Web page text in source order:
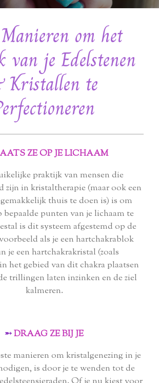
om het
van je Edelstenen
Kristallen te
ZE OP JE LICHAAM
praktijk van mensen die
zijn in kristaltherapie (maar ook een
thuis te doen is) is om
punten van je lichaam te
is dit systeem afgestemd op de
als je een hartchakrablok
je een hartchakrakristal (zoals
het gebied van dit chakra plaatsen
trillingen laten inzinken en de ziel
kalmeren.
➵DRAAG ZE BIJ JE
manieren om kristalgenezing in je
is door je te wenden tot de